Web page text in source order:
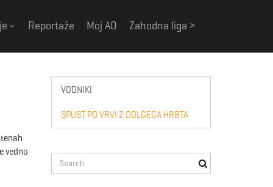
Reportaže Moj AO Zahodna liga >
vedno
VODNIKI
SPUST PO VRVI Z DOLGEGA HRBTA
e